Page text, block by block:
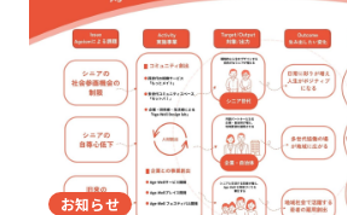
お知らせ